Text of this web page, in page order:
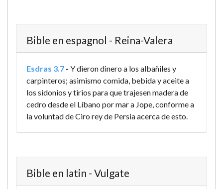
Bible en espagnol - Reina-Valera
Esdras 3.7 - Y dieron dinero a los albañiles y
carpinteros; asimismo comida, bebida y aceite a
los sidonios y tirios para que trajesen madera de
cedro desde el Líbano por mar a Jope, conforme a
la voluntad de Ciro rey de Persia acerca de esto.
Bible en latin - Vulgate